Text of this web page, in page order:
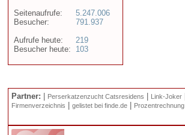
Seitenaufrufe:
Besucher:
Aufrufe heute:
Besucher heute:
5.247.006
791.937
219
103
Partner: Perserkatzenzucht Catsresidens Link-Joker
Firmenverzeichnis
gelistet bei finde.de Prozentrechnung